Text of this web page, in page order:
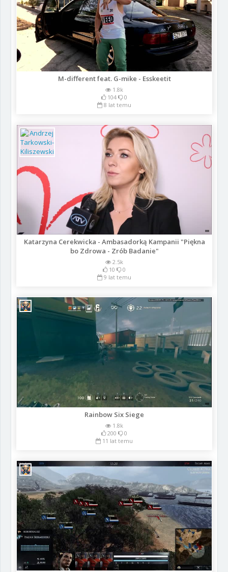
M-different feat. G-mike - Esskeetit
1.8k
104
0
8 lat temu
Katarzyna Cerekwicka - Ambasadorką Kampanii "Piękna
bo Zdrowa - Zrób Badanie"
2.5k
10
0
9 lat temu
Rainbow Six Siege
1.8k
200
0
11 lat temu